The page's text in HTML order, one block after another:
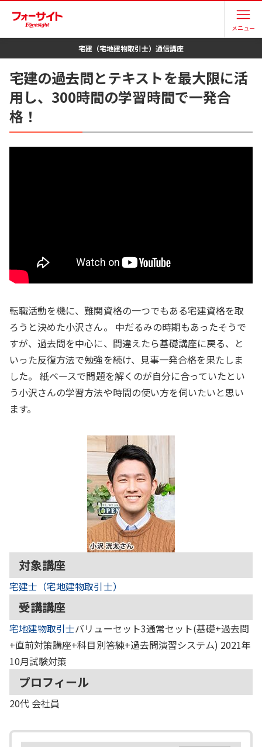
メニュー
宅建（宅地建物取引士）通信講座
宅建の過去問とテキストを最大限に活
用し、300時間の学習時間で一発合
格！
転職活動を機に、難関資格の一つでもある宅建資格を取
ろうと決めた小沢さん。 中だるみの時期もあったそうで
すが、過去問を中心に、間違えたら基礎講座に戻る、と
いった反復方法で勉強を続け、見事一発合格を果たしま
した。 紙ベースで問題を解くのが自分に合っていたとい
う小沢さんの学習方法や時間の使い方を伺いたいと思い
ます。
対象講座
宅建士（宅地建物取引士）
受講講座
宅地建物取引士バリューセット3通常セット(基礎+過去問
+直前対策講座+科目別答練+過去問演習システム) 2021年
10月試験対策
プロフィール
20代 会社員